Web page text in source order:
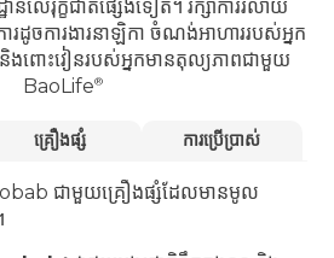
លើរុក្ខជាតិផ្សេងទៀត។ រក្សាការរំលាយ
រដូចការងារនាឡិកា ចំណង់អាហាររបស់អ្នក
និងពោះវៀនរបស់អ្នកមានតុល្យភាពជាមួយ
BaoLife
គ្រឿងផ្សំ ការប្រើប្រាស់
ជាមួយគ្រឿងផ្សំដែលមានមូល